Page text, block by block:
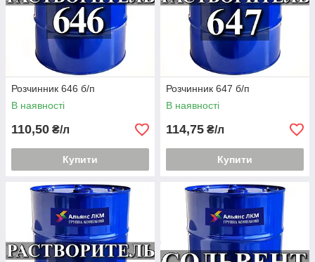
Розчинник 646 б/п
В наявності
110,50 ₴/л
Купити
Розчинник 647 б/п
В наявності
114,75 ₴/л
Купити